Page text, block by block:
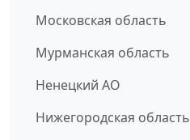
Московская область
Мурманская область
Ненецкий АО
Нижегородская область